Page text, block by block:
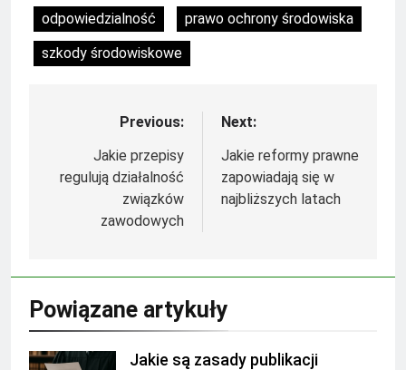
odpowiedzialność
prawo ochrony środowiska
szkody środowiskowe
Nawigacja
wpisu
Previous:
Jakie przepisy
regulują działalność
związków
zawodowych
Next:
Jakie reformy prawne
zapowiadają się w
najbliższych latach
Powiązane artykuły
Jakie są zasady publikacji